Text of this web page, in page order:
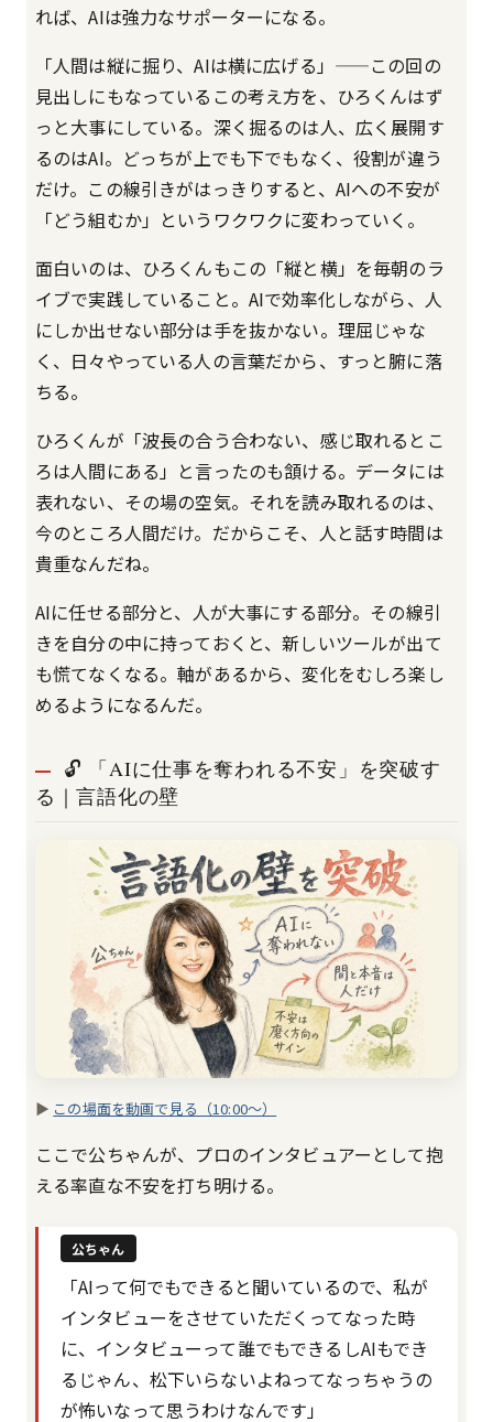
れば、AIは強力なサポーターになる。
「人間は縦に掘り、AIは横に広げる」——この回の
見出しにもなっているこの考え方を、ひろくんはず
っと大事にしている。深く掘るのは人、広く展開す
るのはAI。どっちが上でも下でもなく、役割が違う
だけ。この線引きがはっきりすると、AIへの不安が
「どう組むか」というワクワクに変わっていく。
面白いのは、ひろくんもこの「縦と横」を毎朝のラ
イブで実践していること。AIで効率化しながら、人
にしか出せない部分は手を抜かない。理屈じゃな
く、日々やっている人の言葉だから、すっと腑に落
ちる。
ひろくんが「波長の合う合わない、感じ取れるとこ
ろは人間にある」と言ったのも頷ける。データには
表れない、その場の空気。それを読み取れるのは、
今のところ人間だけ。だからこそ、人と話す時間は
貴重なんだね。
AIに任せる部分と、人が大事にする部分。その線引
きを自分の中に持っておくと、新しいツールが出て
も慌てなくなる。軸があるから、変化をむしろ楽し
めるようになるんだ。
🔓 「AIに仕事を奪われる不安」を突破す
る｜言語化の壁
▶ この場面を動画で見る（10:00〜）
ここで公ちゃんが、プロのインタビュアーとして抱
える率直な不安を打ち明ける。
公ちゃん
「AIって何でもできると聞いているので、私が
インタビューをさせていただくってなった時
に、インタビューって誰でもできるしAIもでき
るじゃん、松下いらないよねってなっちゃうの
が怖いなって思うわけなんです」